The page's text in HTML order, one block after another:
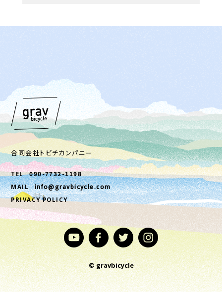
合同会社トビチカンパニー
TEL 090-7732-1198
MAIL info@gravbicycle.com
PRIVACY POLICY
© gravbicycle